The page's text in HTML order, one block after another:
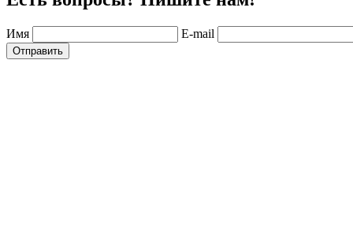
Имя E-mail